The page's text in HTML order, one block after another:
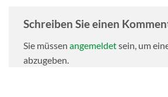
Schreiben Sie einen
Sie müssen angemeldetsein, um
abzugeben.